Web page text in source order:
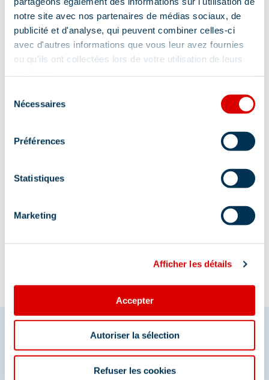
notre site avec nos partenaires de médias sociaux, de
publicité et d'analyse, qui peuvent combiner celles-ci
avec d'autres informations que vous leur avez fournies
ou qu'ils ont collectées lors de votre utilisation de leurs
Nécessaires
Préférences
Statistiques
Marketing
Afficher les détails
Accepter
Autoriser la sélection
Refuser les cookies
Adresse :
Partagez vos moments à